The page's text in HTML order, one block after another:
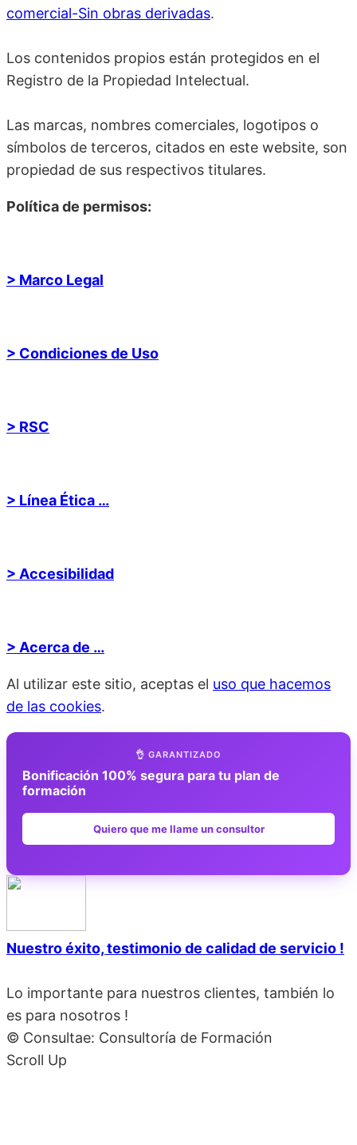
comercial-Sin obras derivadas.
Los contenidos propios están protegidos en el
Registro de la Propiedad Intelectual.
Las marcas, nombres comerciales, logotipos o
símbolos de terceros, citados en este website, son
propiedad de sus respectivos titulares.
Política de permisos:
> Marco Legal
> Condiciones de Uso
> RSC
> Línea Ética …
> Accesibilidad
> Acerca de …
Al utilizar este sitio, aceptas el uso que hacemos
de las cookies.
👌 GARANTIZADO
Bonificación 100% segura para tu plan de
formación
Quiero que me llame un consultor
Nuestro éxito, testimonio de calidad de servicio !
Lo importante para nuestros clientes, también lo
es para nosotros !
© Consultae: Consultoría de Formación
Scroll Up